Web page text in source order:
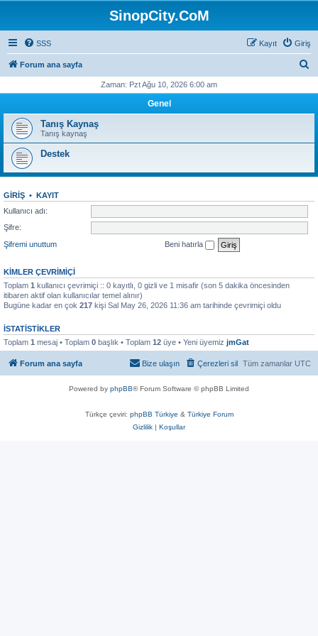
SinopCity.CoM
SSS Giriş
Kayıt
Forum ana sayfa
Zaman: Pzt Ağu 10, 2026 6:00 am
Genel
Tanış Kaynaş
Tanış kaynaş
Destek
GIRIŞ • KAYIT
Kullanıcı adı:
Şifre:
Şifremi unuttum
Beni hatırla
KIMLER ÇEVRIMIÇI
Toplam 1 kullanıcı çevrimiçi :: 0 kayıtlı, 0 gizli ve 1 misafir (son 5 dakika öncesinden
itibaren aktif olan kullanıcılar temel alınır)
Bugüne kadar en çok 217 kişi Sal May 26, 2026 11:36 am tarihinde çevrimiçi oldu
İSTATISTIKLER
Toplam 1 mesaj • Toplam 0 başlık • Toplam 12 üye • Yeni üyemiz jmGat
Forum ana sayfa Tüm zamanlar UTC
Çerezleri sil
Bize ulaşın
Powered by phpBB® Forum Software © phpBB Limited
Türkçe çeviri: phpBB Türkiye & Türkiye Forum
Gizlilik | Koşullar